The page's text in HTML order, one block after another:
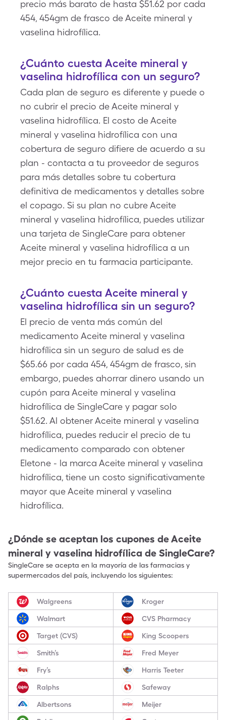
precio más barato de hasta $51.62 por cada
454, 454gm de frasco de Aceite mineral y
vaselina hidrofílica.
¿Cuánto cuesta Aceite mineral y
vaselina hidrofílica con un seguro?
Cada plan de seguro es diferente y puede o
no cubrir el precio de Aceite mineral y
vaselina hidrofílica. El costo de Aceite
mineral y vaselina hidrofílica con una
cobertura de seguro difiere de acuerdo a su
plan - contacta a tu proveedor de seguros
para más detalles sobre tu cobertura
definitiva de medicamentos y detalles sobre
el copago. Si su plan no cubre Aceite
mineral y vaselina hidrofílica, puedes utilizar
una tarjeta de SingleCare para obtener
Aceite mineral y vaselina hidrofílica a un
mejor precio en tu farmacia participante.
¿Cuánto cuesta Aceite mineral y
vaselina hidrofílica sin un seguro?
El precio de venta más común del
medicamento Aceite mineral y vaselina
hidrofílica sin un seguro de salud es de
$65.66 por cada 454, 454gm de frasco, sin
embargo, puedes ahorrar dinero usando un
cupón para Aceite mineral y vaselina
hidrofílica de SingleCare y pagar solo
$51.62. Al obtener Aceite mineral y vaselina
hidrofílica, puedes reducir el precio de tu
medicamento comparado con obtener
Eletone - la marca Aceite mineral y vaselina
hidrofílica, tiene un costo significativamente
mayor que Aceite mineral y vaselina
hidrofílica.
¿Dónde se aceptan los cupones deAceite
mineral y vaselina hidrofílica de SingleCare?
SingleCare se acepta en la mayoría de las farmacias y
supermercados del país, incluyendo los siguientes:
Walgreens Kroger
Walmart CVS Pharmacy
Target (CVS) King Scoopers
Smith’s Fred Meyer
Fry’s Harris Teeter
Ralphs Safeway
Albertsons Meijer